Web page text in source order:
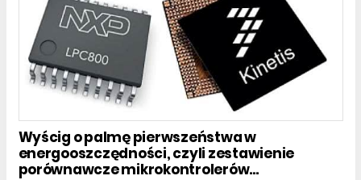
Wyścig o palmę pierwszeństwa w
energooszczędności, czyli zestawienie
porównawcze mikrokontrolerów...